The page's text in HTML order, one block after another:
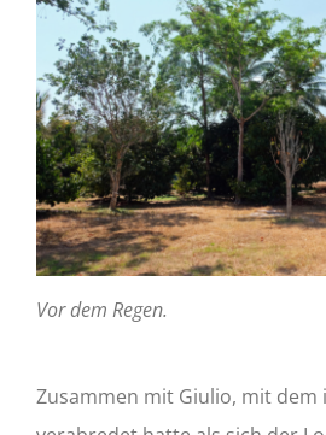
Vor dem Regen.
Zusammen mit Giulio, mit dem